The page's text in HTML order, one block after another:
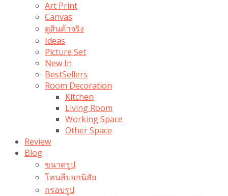
Art Print
Canvas
ดูสินค้าจริง
Ideas
Picture Set
New In
BestSellers
Room Decoration
Kitchen
Living Room
Working Space
Other Space
Review
Blog
ขนาดรูป
โทนสีบอกนิสัย
กรอบรูป